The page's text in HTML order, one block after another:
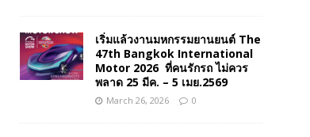
เริ่มแล้วงานมหกรรมยานยนต์ The
47th Bangkok International
Motor 2026 ที่คนรักรถ ไม่ควร
พลาด 25 มีค. – 5 เมย.2569
March 26, 2026 0